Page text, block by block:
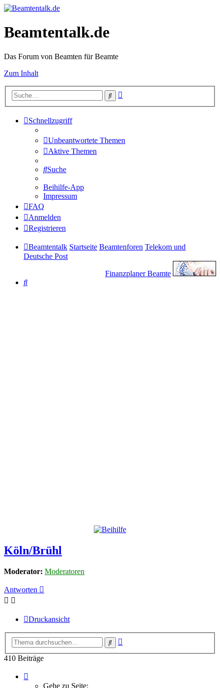
Beamtentalk.de
Das Forum von Beamten für Beamte
Zum Inhalt
Suche
Schnellzugriff
Unbeantwortete Themen
Aktive Themen
Suche
Beihilfe-App
Impressum
FAQ
Anmelden
Registrieren
Beamtentalk Startseite Beamtenforen Telekom und
Deutsche Post
Finanzplaner Beamte
Suche
Köln/Brühl
Moderator: Moderatoren
Antworten
Druckansicht
Suche
410 Beiträge
Gehe zu Seite: